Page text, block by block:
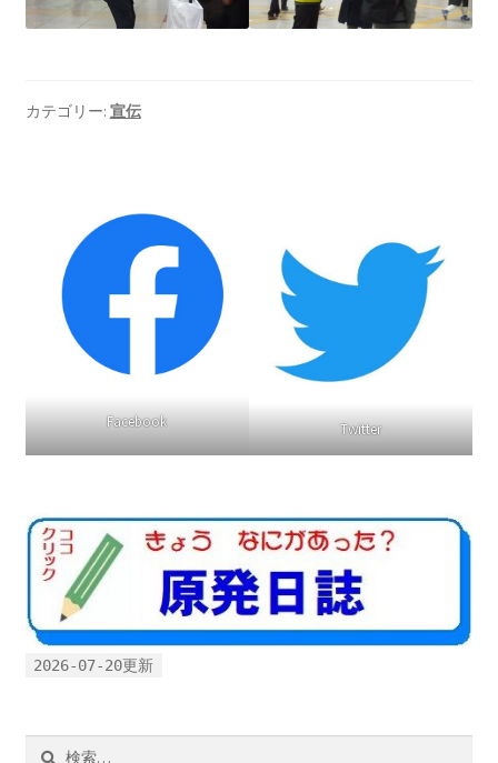
ギャラリー_2025.3.23
原発ゼロと未来
原発動向
原発 日誌
2022.8.1 福島第一原発 汚染配管撤去 失敗続きで計画
2022.8.9 福島第一原発 汚染水海洋放出トンネル工事
着工
2022.12.25美浜原発 運転停止認めず 稼働４０年
超 老朽対策容認
めた「長期評価」を否定
カテゴリー: 宣伝
Facebook Twitter
2026-07-20更新